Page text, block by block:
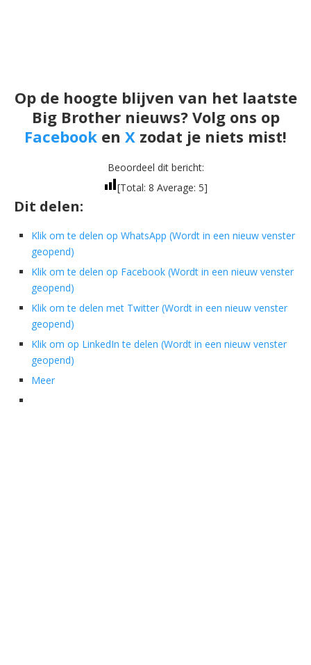
Op de hoogte blijven van het laatste
Big Brother nieuws? Volg ons op
Facebook en X zodat je niets mist!
Beoordeel dit bericht:
[Total: 8 Average: 5]
Dit delen:
Klik om te delen op WhatsApp (Wordt in een nieuw venster
geopend)
Klik om te delen op Facebook (Wordt in een nieuw venster
geopend)
Klik om te delen met Twitter (Wordt in een nieuw venster
geopend)
Klik om op LinkedIn te delen (Wordt in een nieuw venster
geopend)
Meer